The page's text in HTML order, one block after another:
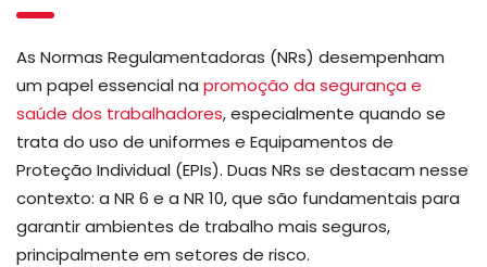
As Normas Regulamentadoras (NRs) desempenham
um papel essencial na promoção da segurança e
saúde dos trabalhadores, especialmente quando se
trata do uso de uniformes e Equipamentos de
Proteção Individual (EPIs). Duas NRs se destacam nesse
contexto: a NR 6 e a NR 10, que são fundamentais para
garantir ambientes de trabalho mais seguros,
principalmente em setores de risco.